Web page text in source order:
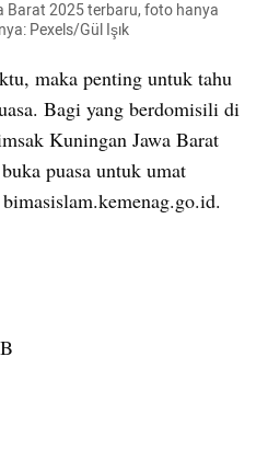
2025 terbaru, foto hanya
Pexels/Gül Işık
Bagi yang berdomisili di
Kuningan Jawa Barat
puasa untuk umat